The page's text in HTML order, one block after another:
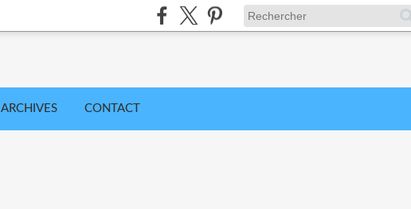
ARCHIVES CONTACT